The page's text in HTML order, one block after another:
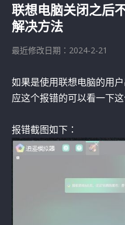
联想电脑关闭之后
解决方法
最近修改日期：2024-2-21
如果是使用联想电脑的用
应这个报错的可以看一下
报错截图如下：